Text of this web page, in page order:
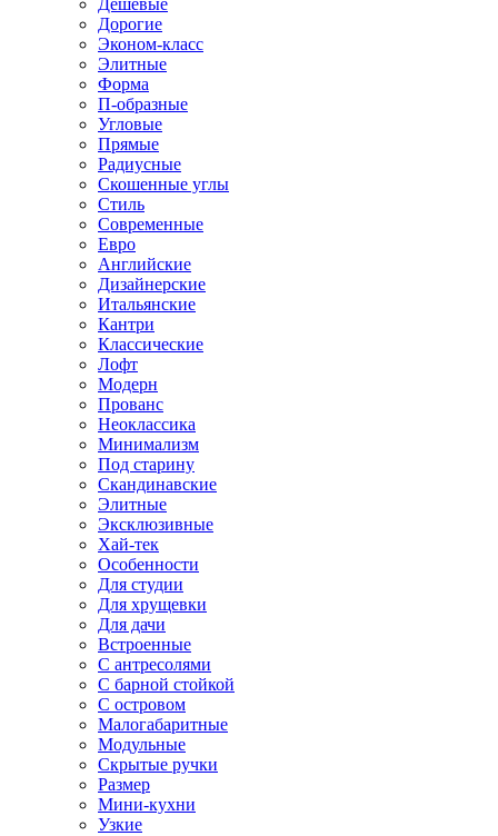
Дешевые
Дорогие
Эконом-класс
Элитные
Форма
П-образные
Угловые
Прямые
Радиусные
Скошенные углы
Стиль
Современные
Евро
Английские
Дизайнерские
Итальянские
Кантри
Классические
Лофт
Модерн
Прованс
Неоклассика
Минимализм
Под старину
Скандинавские
Элитные
Эксклюзивные
Хай-тек
Особенности
Для студии
Для хрущевки
Для дачи
Встроенные
С антресолями
С барной стойкой
С островом
Малогабаритные
Модульные
Скрытые ручки
Размер
Мини-кухни
Узкие